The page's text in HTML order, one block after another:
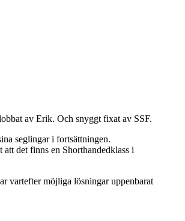
av Erik. Och snyggt fixat av SSF.
seglingar i fortsättningen.
det finns en Shorthandedklass i
vartefter möjliga lösningar uppenbarat